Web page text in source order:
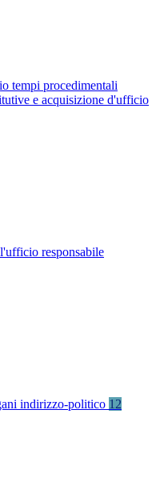
tempi procedimentali
e acquisizione d'ufficio
responsabile
indirizzo-politico 12